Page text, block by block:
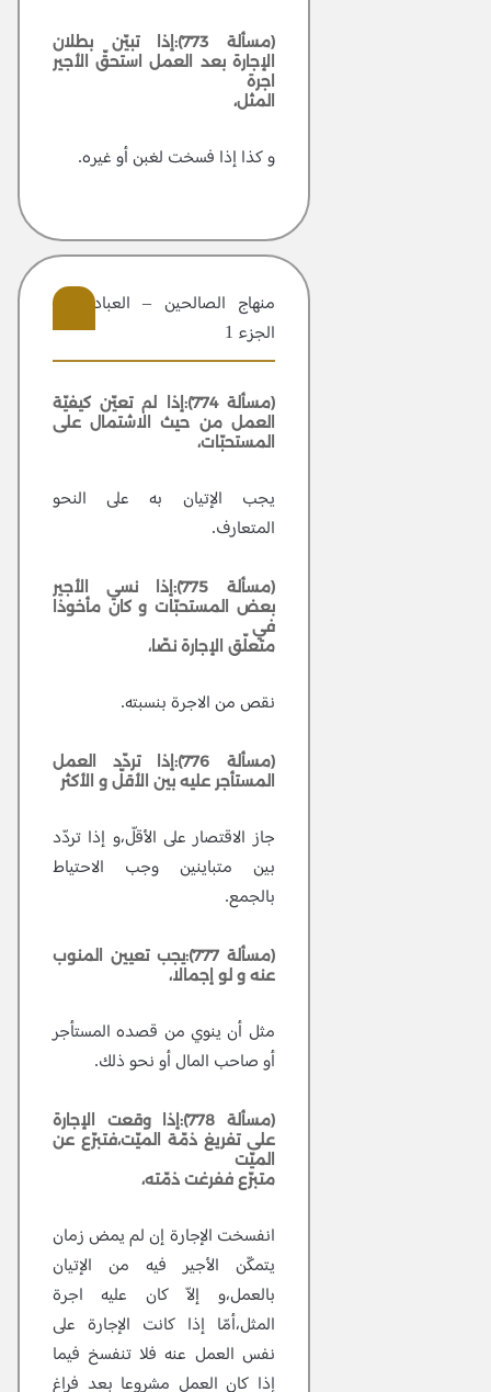
(مسألة 773):إذا تبيّن بطلان
الإجارة بعد العمل استحقّ الأجير
اجرة
المثل،
و كذا إذا فسخت لغبن أو غيره.
منهاج الصالحين – العبادات –
الجزء 1
(مسألة 774):إذا لم تعيّن كيفيّة
العمل من حيث الاشتمال على
المستحبّات،
يجب الإتيان به على النحو
المتعارف.
(مسألة 775):إذا نسي الأجير
بعض المستحبّات و كان مأخوذا
في
متعلّق الإجارة نصّا،
نقص من الاجرة بنسبته.
(مسألة 776):إذا تردّد العمل
المستأجر عليه بين الأقلّ و الأكثر
جاز الاقتصار على الأقلّ،و إذا تردّد
بين متباينين وجب الاحتياط
بالجمع.
(مسألة 777):يجب تعيين المنوب
عنه و لو إجمالا،
مثل أن ينوي من قصده المستأجر
أو صاحب المال أو نحو ذلك.
(مسألة 778):إذا وقعت الإجارة
على تفريغ ذمّة الميّت،فتبرّع عن
الميّت
متبرّع ففرغت ذمّته،
انفسخت الإجارة إن لم يمض زمان
يتمكّن الأجير فيه من الإتيان
بالعمل،و إلاّ كان عليه اجرة
المثل،أمّا إذا كانت الإجارة على
نفس العمل عنه فلا تنفسخ فيما
إذا كان العمل مشروعا بعد فراغ